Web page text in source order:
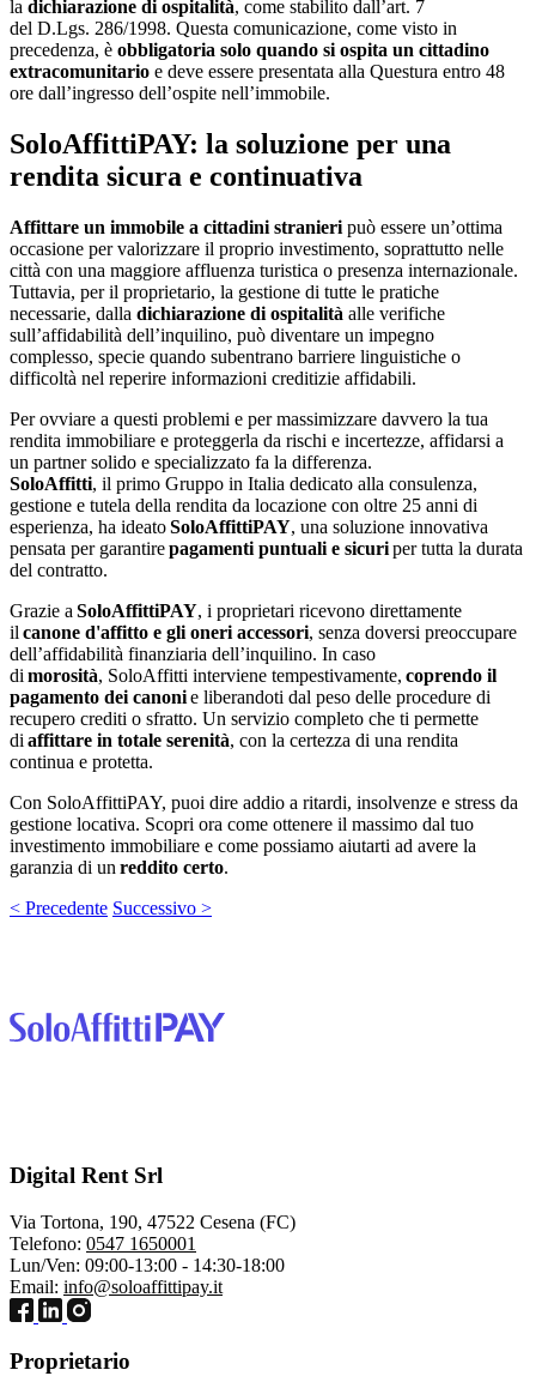
la dichiarazione di ospitalità, come stabilito dall’art. 7
del D.Lgs. 286/1998. Questa comunicazione, come visto in
precedenza, è obbligatoria solo quando si ospita un cittadino
extracomunitario e deve essere presentata alla Questura entro 48
ore dall’ingresso dell’ospite nell’immobile.
SoloAffittiPAY: la soluzione per una
rendita sicura e continuativa
Affittare un immobile a cittadini stranieri può essere un’ottima
occasione per valorizzare il proprio investimento, soprattutto nelle
città con una maggiore affluenza turistica o presenza internazionale.
Tuttavia, per il proprietario, la gestione di tutte le pratiche
necessarie, dalla dichiarazione di ospitalità alle verifiche
sull’affidabilità dell’inquilino, può diventare un impegno
complesso, specie quando subentrano barriere linguistiche o
difficoltà nel reperire informazioni creditizie affidabili.
Per ovviare a questi problemi e per massimizzare davvero la tua
rendita immobiliare e proteggerla da rischi e incertezze, affidarsi a
un partner solido e specializzato fa la differenza.
SoloAffitti, il primo Gruppo in Italia dedicato alla consulenza,
gestione e tutela della rendita da locazione con oltre 25 anni di
esperienza, ha ideatoSoloAffittiPAY, una soluzione innovativa
pensata per garantirepagamenti puntuali e sicuriper tutta la durata
del contratto.
Grazie a SoloAffittiPAY, i proprietari ricevono direttamente
il canone d'affitto e gli oneri accessori, senza doversi preoccupare
dell’affidabilità finanziaria dell’inquilino. In caso
di morosità, SoloAffitti interviene tempestivamente, coprendo il
pagamento dei canonie liberandoti dal peso delle procedure di
recupero crediti o sfratto. Un servizio completo che ti permette
di affittare in totale serenità, con la certezza di una rendita
continua e protetta.
Con SoloAffittiPAY, puoi dire addio a ritardi, insolvenze e stress da
gestione locativa. Scopri ora come ottenere il massimo dal tuo
investimento immobiliare e come possiamo aiutarti ad avere la
garanzia di un reddito certo.
< Precedente Successivo >
Digital Rent Srl
Via Tortona, 190, 47522 Cesena (FC)
Telefono: 0547 1650001
Lun/Ven: 09:00-13:00 - 14:30-18:00
Email: info@soloaffittipay.it
Proprietario